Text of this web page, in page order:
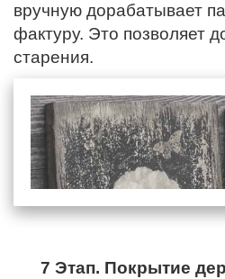
вручную дорабатывает
фактуру. Это позволяет
старения.
7 Этап. Покрытие